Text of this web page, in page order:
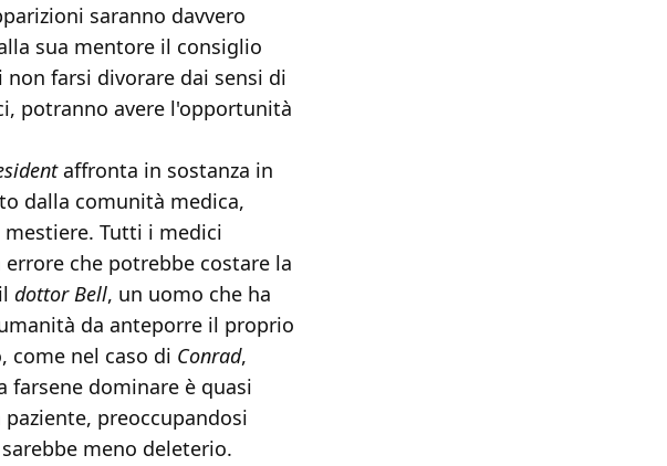
saranno davvero
sua mentore il consiglio
farsi divorare dai sensi di
potranno avere l'opportunità
affronta in sostanza in
dalla comunità medica,
Tutti i medici
che potrebbe costare la
dottor Bell, un uomo che ha
da anteporre il proprio
come nel caso di Conrad,
farsene dominare è quasi
preoccupandosi
meno deleterio.